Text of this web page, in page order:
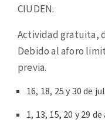
CIUDEN.
Actividad gratuita,
Debido al aforo
previa.
16, 18, 25 y 30 de
1, 13, 15, 20 y 29